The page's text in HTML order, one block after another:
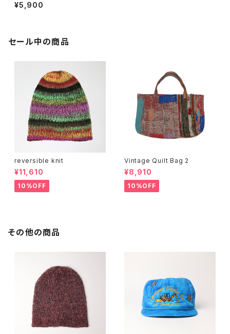
¥5,900
セール中の商品
reversible knit
¥11,610
10%OFF
Vintage Quilt Bag 2
¥8,910
10%OFF
その他の商品